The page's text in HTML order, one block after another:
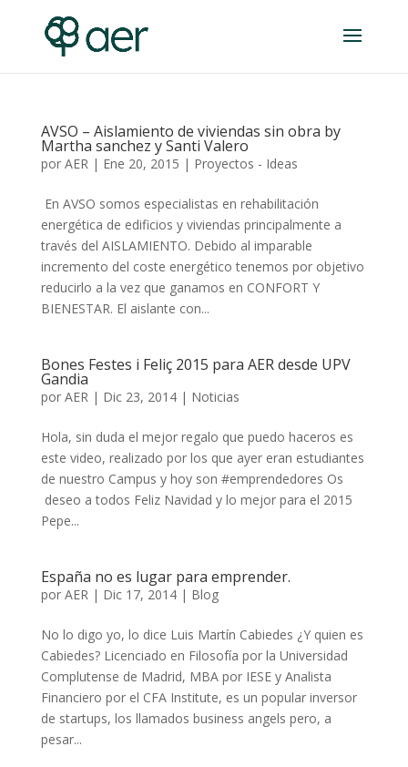
AVSO – Aislamiento de viviendas sin obra by
Martha sanchez y Santi Valero
por AER| Ene 20, 2015 | Proyectos - Ideas
En AVSO somos especialistas en rehabilitación
energética de edificios y viviendas principalmente a
través del AISLAMIENTO. Debido al imparable
incremento del coste energético tenemos por objetivo
reducirlo a la vez que ganamos en CONFORT Y
BIENESTAR. El aislante con...
Bones Festes i Feliç 2015 para AER desde UPV
Gandia
por AER| Dic 23, 2014| Noticias
Hola, sin duda el mejor regalo que puedo haceros es
este video, realizado por los que ayer eran estudiantes
de nuestro Campus y hoy son #emprendedores Os
deseo a todos Feliz Navidad y lo mejor para el 2015
Pepe...
España no es lugar para emprender.
por AER| Dic 17, 2014| Blog
No lo digo yo, lo dice Luis Martín Cabiedes ¿Y quien es
Cabiedes? Licenciado en Filosofía por la Universidad
Complutense de Madrid, MBA por IESE y Analista
Financiero por el CFA Institute, es un popular inversor
de startups, los llamados business angels pero, a
pesar...